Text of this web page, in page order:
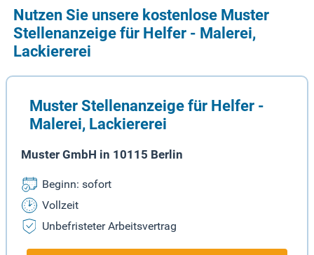
Nutzen Sie unsere kostenlose Muster
Stellenanzeige für Helfer - Malerei,
Lackiererei
Muster Stellenanzeige für Helfer -
Malerei, Lackiererei
Muster GmbH in 10115 Berlin
Beginn: sofort
Vollzeit
Unbefristeter Arbeitsvertrag